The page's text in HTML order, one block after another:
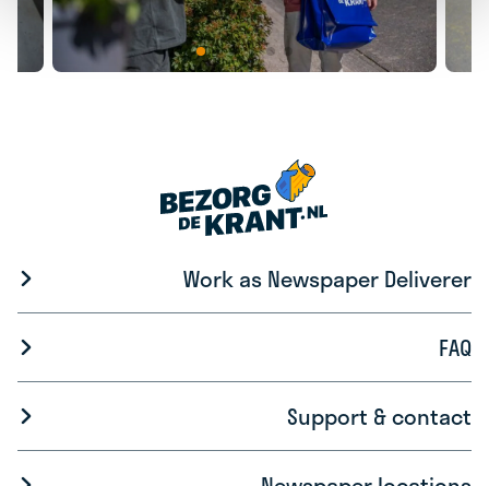
Work as Newspaper Deliverer
FAQ
Support & contact